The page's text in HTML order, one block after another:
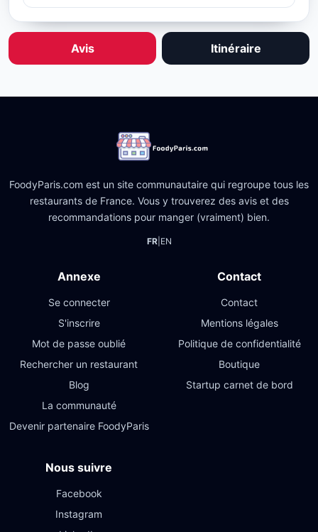
Avis Itinéraire
FoodyParis.com est un site communautaire qui regroupe tous les
restaurants de France. Vous y trouverez des avis et des
recommandations pour manger (vraiment) bien.
FR| EN
Annexe
Se connecter
S'inscrire
Mot de passe oublié
Rechercher un restaurant
Blog
La communauté
Devenir partenaire FoodyParis
Contact
Contact
Mentions légales
Politique de confidentialité
Boutique
Startup carnet de bord
Nous suivre
Facebook
Instagram